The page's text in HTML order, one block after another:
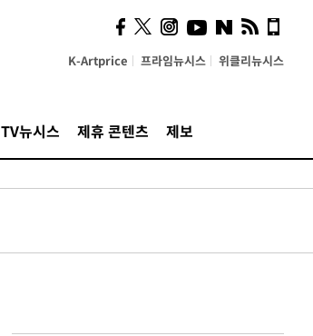
K-Artprice 프라임뉴시스 위클리뉴시스
TV뉴시스 제휴 콘텐츠 제보
사이 해답 찾았죠"…알을
깨고 나온 '초자아'